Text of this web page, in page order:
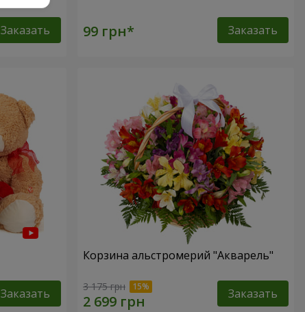
Заказать Заказать
Заказать
Корзина альстромерий "Акварель"
3 175 грн Заказать